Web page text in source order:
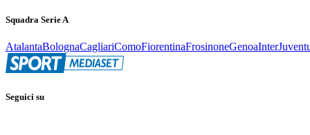
Squadra Serie A
AtalantaBolognaCagliariComoFiorentinaFrosinoneGenoaInter
Seguici su